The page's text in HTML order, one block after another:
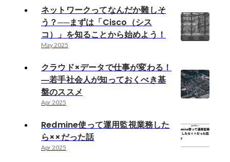
ネットワークってなんだか難しそ
う？──まずは「Cisco（シス
コ）」を知ることから始めよう！
May 2025
クラウド×データで仕事が変わる！
―若手社会人が知っておくべき基
盤のススメ
Apr 2025
Redmine使って運用監視業務した
ら××だった話
Apr 2025